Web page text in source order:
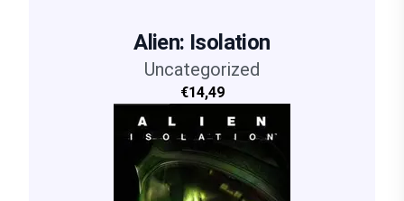
Alien: Isolation
Uncategorized
€14,49